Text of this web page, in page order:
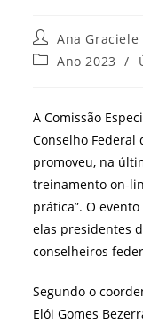
Autor
do
post:
Ana Graciele
Categoria
Ano 2023 /
A Comissão
Conselho Federal
promoveu, na
treinamento on-
prática”. O
elas presidentes
conselheiros
Segundo o
Elói Gomes